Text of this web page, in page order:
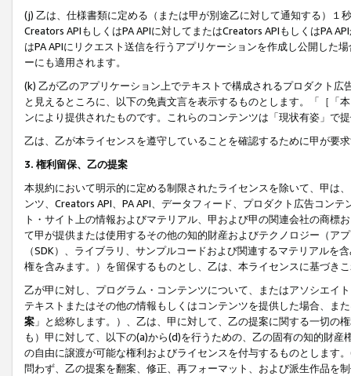
(j) 乙は、仕様書類に定める（または甲が別途乙に対して通知する）
Creators APIもしくはPA APIに対してまたはCreators APIもしくはPA
はPA APIにリクエスト送信を行うアプリケーションを作成し公開した
ーにも適用されます。
(k) 乙が乙のアプリケーション上でテキストで構成されるプロダクト
と見えるところに、以下の免責文言を表示するものとします。「［「
ンにより提供されたものです。これらのコンテンツは「現状有姿」で
乙は、乙が本ライセンスを遵守していることを確認するために甲が要
3. 権利留保、乙の提案
本規約において明示的に定める制限されたライセンスを除いて、甲は
ンツ、Creators API、PA API、データフィード、プロダクト広告コン
ト・サイト上の情報およびマテリアル、甲および甲の関連会社の商
て甲が提供または使用するその他の知的財産およびテクノロジー（ア
（SDK）、ライブラリ、サンプルコードおよび関連するマテリアル
権を含みます。）を留保するものとし、乙は、本ライセンスに基づき
乙が甲に対し、プログラム・コンテンツについて、またはアソシエイ
テキストまたはその他の情報もしくはコンテンツを提供した場合、ま
案 」と総称します。）、乙は、甲に対して、乙の提案に関する一切
も）甲に対して、以下の(a)から(d)を行うための、乙の固有の知的財
の自由に譲渡が可能な権利およびライセンスを付与するものとします
問わず、乙の提案を翻案、修正、再フォーマット、および派生作品を